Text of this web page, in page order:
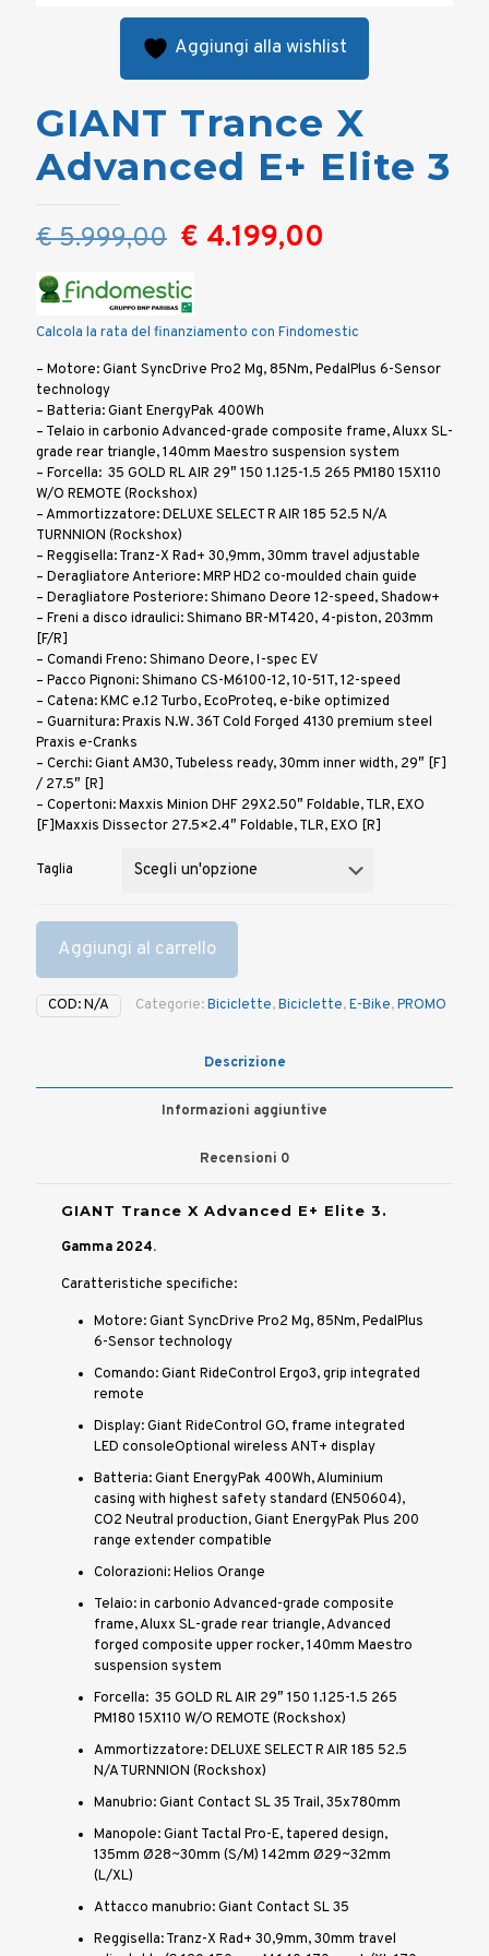
Aggiungi alla wishlist
GIANT Trance X
Advanced E+ Elite 3
€5.999,00 Il
originale
era:
€ 5.999,00.
€ 4.199,00
è:
€ 4.199,00.
Calcola la rata del finanziamento con Findomestic
– Motore: Giant SyncDrive Pro2 Mg, 85Nm, PedalPlus 6-Sensor
technology
– Batteria: Giant EnergyPak 400Wh
– Telaio in carbonio Advanced-grade composite frame, Aluxx SL-
grade rear triangle, 140mm Maestro suspension system
– Forcella: 35 GOLD RL AIR 29″ 150 1.125-1.5 265 PM180 15X110
W/O REMOTE (Rockshox)
– Ammortizzatore: DELUXE SELECT R AIR 185 52.5 N/A
TURNNION (Rockshox)
– Reggisella: Tranz-X Rad+ 30,9mm, 30mm travel adjustable
– Deragliatore Anteriore: MRP HD2 co-moulded chain guide
– Deragliatore Posteriore: Shimano Deore 12-speed, Shadow+
– Freni a disco idraulici: Shimano BR-MT420, 4-piston, 203mm
[F/R]
– Comandi Freno: Shimano Deore, I-spec EV
– Pacco Pignoni: Shimano CS-M6100-12, 10-51T, 12-speed
– Catena: KMC e.12 Turbo, EcoProteq, e-bike optimized
– Guarnitura: Praxis N.W. 36T Cold Forged 4130 premium steel
Praxis e-Cranks
– Cerchi: Giant AM30, Tubeless ready, 30mm inner width, 29″ [F]
/ 27.5″ [R]
– Copertoni: Maxxis Minion DHF 29X2.50″ Foldable, TLR, EXO
[F]Maxxis Dissector 27.5×2.4″ Foldable, TLR, EXO [R]
Taglia
Aggiungi al carrello
COD:N/A Categorie:Biciclette,Biciclette,E-Bike,PROMO
Descrizione
Informazioni aggiuntive
Recensioni 0
GIANT Trance X Advanced E+ Elite 3.
Gamma 2024.
Caratteristiche specifiche:
Motore: Giant SyncDrive Pro2 Mg, 85Nm, PedalPlus
6-Sensor technology
Comando: Giant RideControl Ergo3, grip integrated
remote
Display: Giant RideControl GO, frame integrated
LED consoleOptional wireless ANT+ display
Batteria: Giant EnergyPak 400Wh, Aluminium
casing with highest safety standard (EN50604),
CO2 Neutral production, Giant EnergyPak Plus 200
range extender compatible
Colorazioni: Helios Orange
Telaio: in carbonio Advanced-grade composite
frame, Aluxx SL-grade rear triangle, Advanced
forged composite upper rocker, 140mm Maestro
suspension system
Forcella: 35 GOLD RL AIR 29″ 150 1.125-1.5 265
PM180 15X110 W/O REMOTE (Rockshox)
Ammortizzatore: DELUXE SELECT R AIR 185 52.5
N/A TURNNION (Rockshox)
Manubrio: Giant Contact SL 35 Trail, 35x780mm
Manopole: Giant Tactal Pro-E, tapered design,
135mm Ø28~30mm (S/M) 142mm Ø29~32mm
(L/XL)
Attacco manubrio: Giant Contact SL 35
Reggisella: Tranz-X Rad+ 30,9mm, 30mm travel